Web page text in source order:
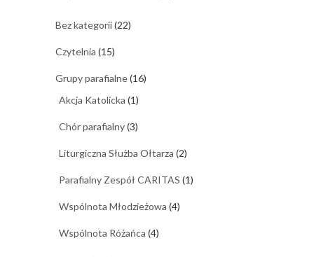
Bez kategorii(22)
Czytelnia (15)
Grupy parafialne(16)
Akcja Katolicka (1)
Chór parafialny(3)
Liturgiczna Służba Ołtarza (2)
Parafialny Zespół CARITAS (1)
Wspólnota Młodzieżowa (4)
Wspólnota Różańca (4)